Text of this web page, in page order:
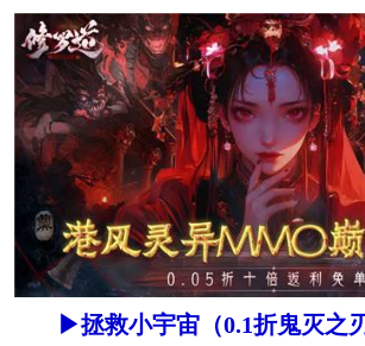
▶拯救小宇宙（0.1折鬼灭之刃